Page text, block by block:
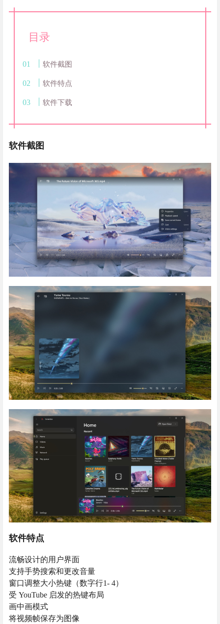
目录
软件截图
软件特点
软件下载
软件截图
软件特点
流畅设计的用户界面
支持手势搜索和更改音量
窗口调整大小热键（数字行1- 4）
受 YouTube 启发的热键布局
画中画模式
将视频帧保存为图像